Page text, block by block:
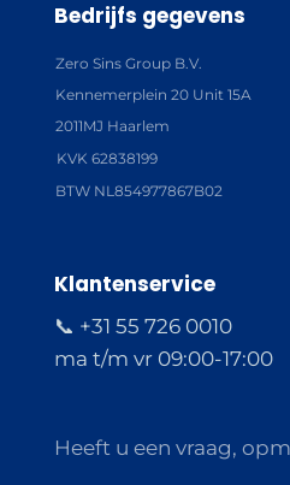
Bedrijfs gegevens
Zero Sins Group B.V.
Kennemerplein 20 Unit 15A
2011MJ Haarlem
KVK 62838199
BTW NL854977867B02
Klantenservice
📞 +31 55 726 0010
ma t/m vr 09:00-17:00
Heeft u een vraag,